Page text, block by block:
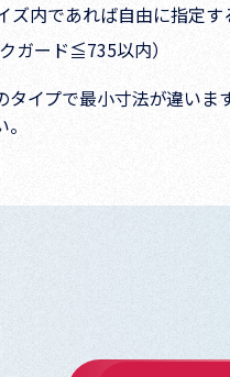
内であれば自由に指定す
ガード≦735以内）
イプで最小寸法が違います